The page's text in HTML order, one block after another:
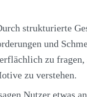
strukturierte
und
zu
zu verstehen.
Nutzer etwas